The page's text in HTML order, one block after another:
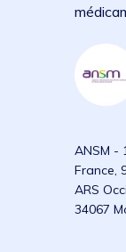
ANSM -
France,
ARS
34067